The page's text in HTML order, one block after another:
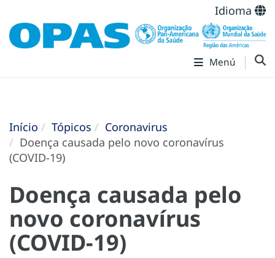
Idioma
Menú
Início Tópicos
Coronavirus
Doença causada pelo novo coronavírus
(COVID-19)
Doença causada pelo
novo coronavírus
(COVID-19)